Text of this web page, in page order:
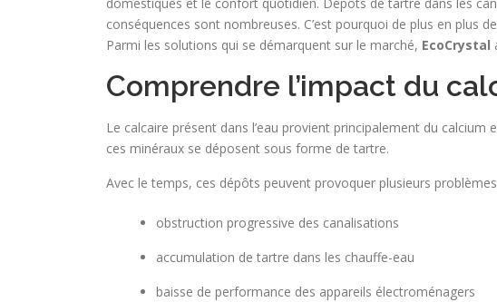
conséquences sont nombreuses. C’est pourquoi de plus en plus
Parmi les solutions qui se démarquent sur le marché, EcoCrystal
Comprendre l’impact du
Le calcaire présent dans l’eau provient principalement du
ces minéraux se déposent sous forme de tartre.
Avec le temps, ces dépôts peuvent provoquer plusieurs
obstruction progressive des canalisations
accumulation de tartre dans les chauffe-eau
baisse de performance des appareils électroménagers